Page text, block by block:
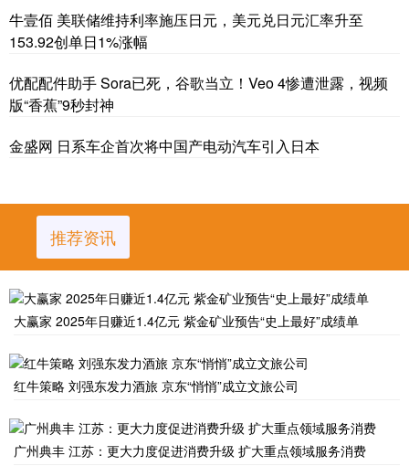
牛壹佰 美联储维持利率施压日元，美元兑日元汇率升至
153.92创单日1%涨幅
优配配件助手 Sora已死，谷歌当立！Veo 4惨遭泄露，视频
版“香蕉”9秒封神
金盛网 日系车企首次将中国产电动汽车引入日本
推荐资讯
大赢家 2025年日赚近1.4亿元 紫金矿业预告“史上最好”成绩单
红牛策略 刘强东发力酒旅 京东“悄悄”成立文旅公司
广州典丰 江苏：更大力度促进消费升级 扩大重点领域服务消费